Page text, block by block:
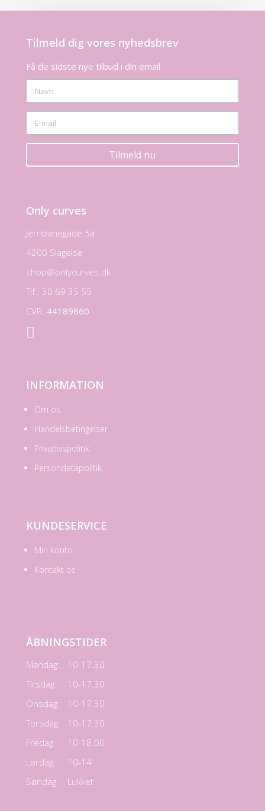
Tilmeld dig vores nyhedsbrev
Få de sidste nye tilbud i din email
Tilmeld nu
Only curves
Jernbanegade 5a
4200 Slagelse
shop@onlycurves.dk
Tlf.: 30 69 35 55
CVR: 44189860

INFORMATION
Om os
Handelsbetingelser
Privatlivspolitik
Persondatapolitik
KUNDESERVICE
Min konto
Kontakt os
ÅBNINGSTIDER
Mandag:
10-17.30
Tirsdag:
10-17.30
Onsdag:
10-17.30
Torsdag:
10-17.30
Fredag:
10-18.00
Lørdag:
10-14
Søndag:
Lukket